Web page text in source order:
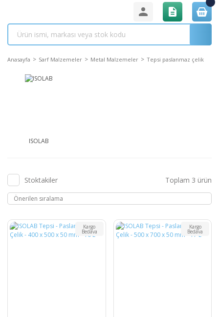
Anasayfa Sarf Malzemeler Metal Malzemeler Tepsi paslanmaz çelik
ISOLAB
Stoktakiler Toplam 3 ürün
Kargo
Bedava
Kargo
Bedava